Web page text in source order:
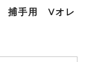
捕手用 Vオレ